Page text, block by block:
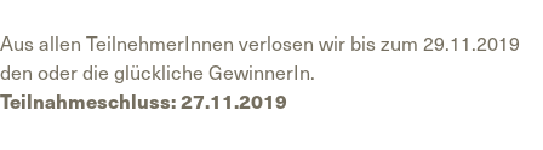
Aus allen TeilnehmerInnen verlosen wir bis zum 29.11.2019
den oder die glückliche GewinnerIn.
Teilnahmeschluss: 27.11.2019